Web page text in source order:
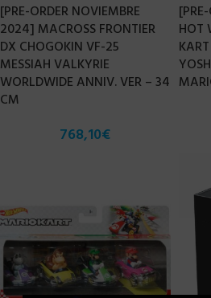
[PRE-ORDER NOVIEMBRE
2024] MACROSS FRONTIER
DX CHOGOKIN VF-25
MESSIAH VALKYRIE
WORLDWIDE ANNIV. VER – 34
CM
768,10€
HOT